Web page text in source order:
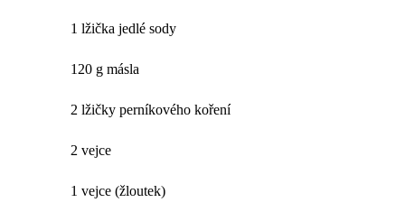
1 lžička jedlé sody
120 g másla
2 lžičky perníkového koření
2 vejce
1 vejce (žloutek)